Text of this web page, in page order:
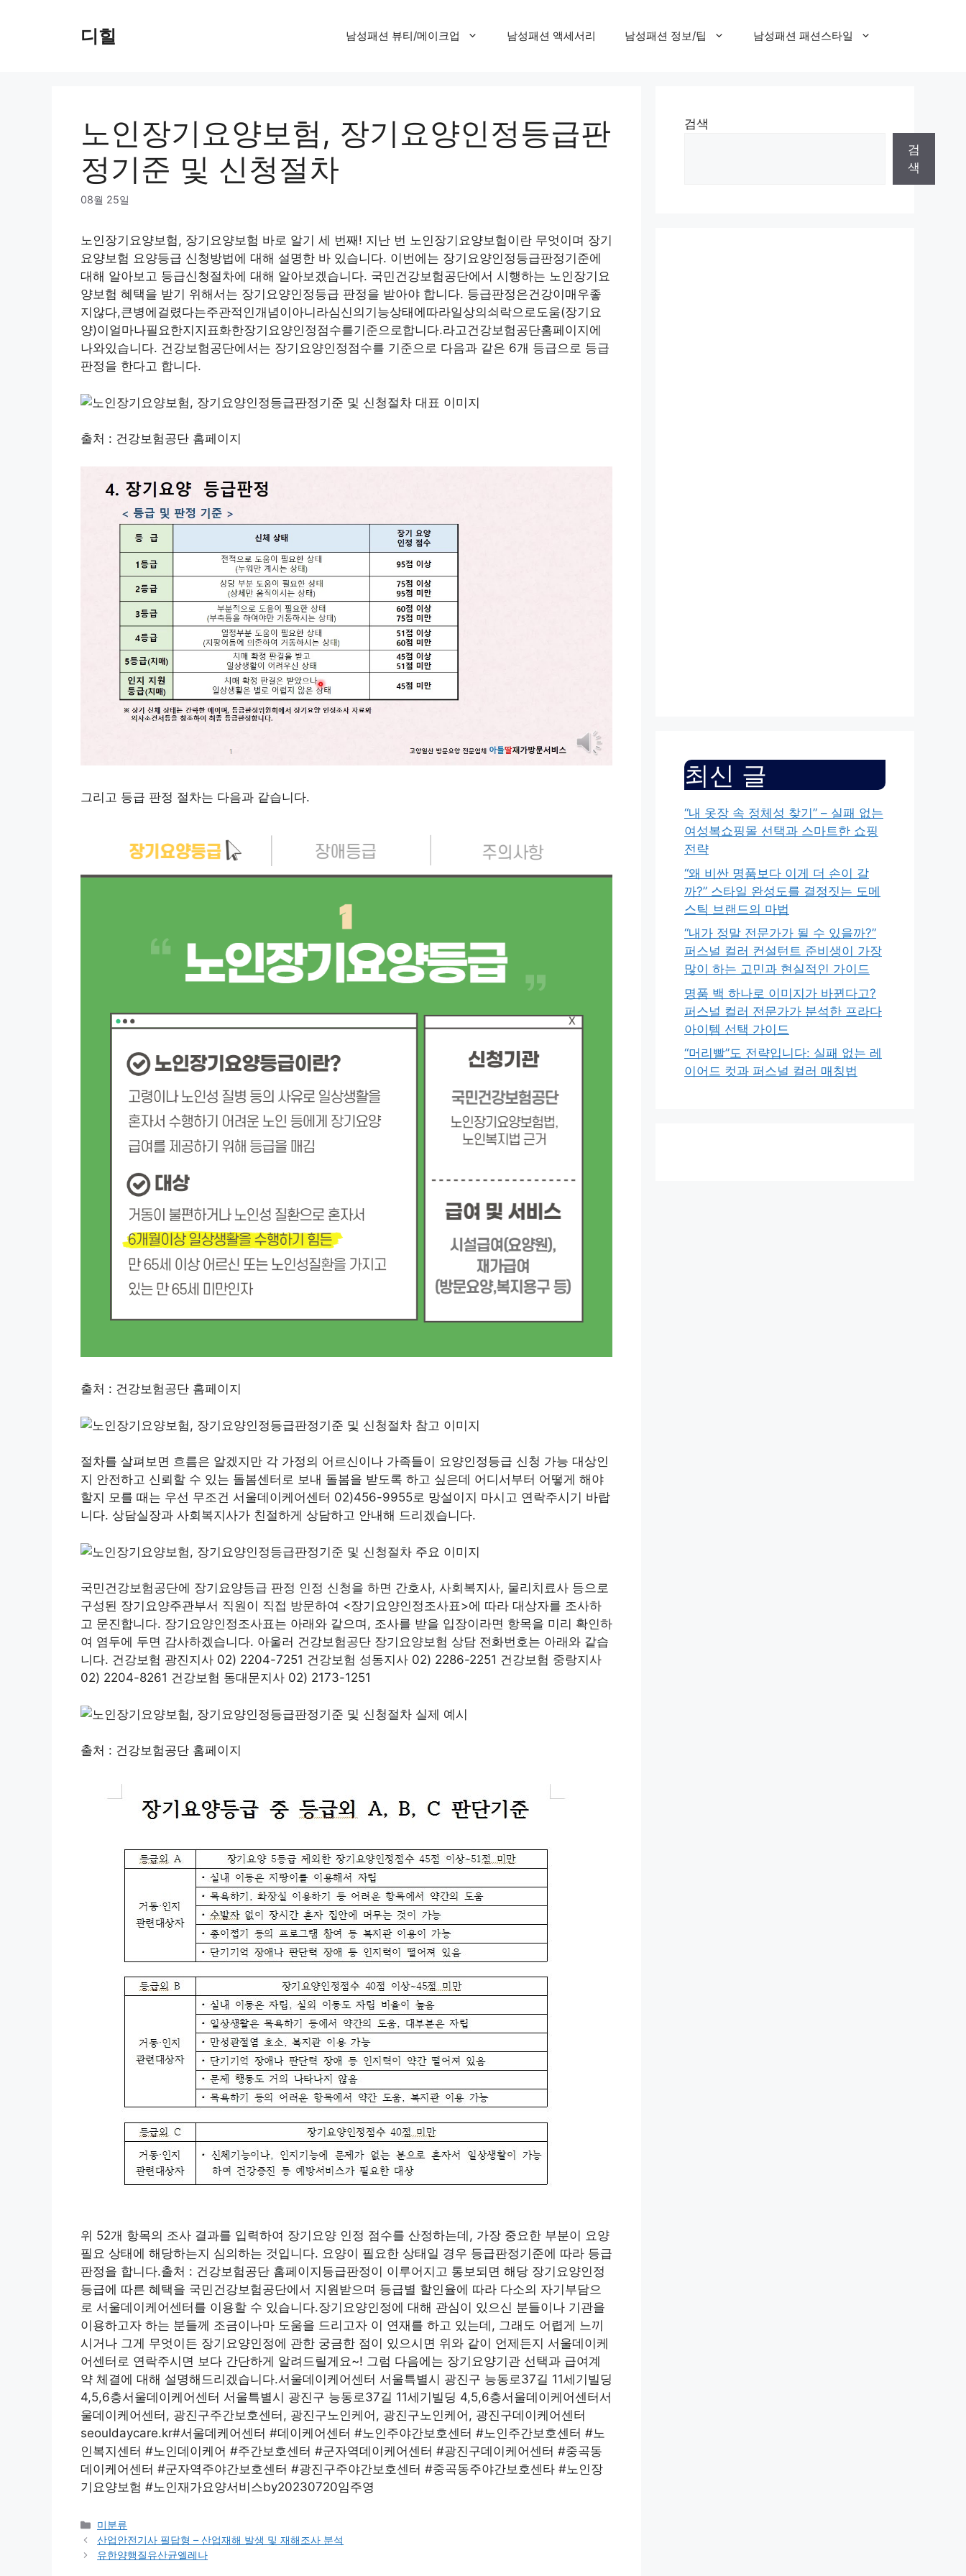
디힐 남성패션 뷰티/메이크업 남성패션 액세서리 남성패션 정보/팁 남성패션 패션스타일
노인장기요양보험, 장기요양인정등급판
정기준 및 신청절차
08월 25일
노인장기요양보험, 장기요양보험 바로 알기 세 번째! 지난 번 노인장기요양보험이란 무엇이며 장기
요양보험 요양등급 신청방법에 대해 설명한 바 있습니다. 이번에는 장기요양인정등급판정기준에
대해 알아보고 등급신청절차에 대해 알아보겠습니다. 국민건강보험공단에서 시행하는 노인장기요
양보험 혜택을 받기 위해서는 장기요양인정등급 판정을 받아야 합니다. 등급판정은건강이매우좋
지않다,큰병에걸렸다는주관적인개념이아니라심신의기능상태에따라일상의쇠락으로도움(장기요
양)이얼마나필요한지지표화한장기요양인정점수를기준으로합니다.라고건강보험공단홈페이지에
나와있습니다. 건강보험공단에서는 장기요양인정점수를 기준으로 다음과 같은 6개 등급으로 등급
판정을 한다고 합니다.
출처 : 건강보험공단 홈페이지
그리고 등급 판정 절차는 다음과 같습니다.
출처 : 건강보험공단 홈페이지
절차를 살펴보면 흐름은 알겠지만 각 가정의 어르신이나 가족들이 요양인정등급 신청 가능 대상인
지 안전하고 신뢰할 수 있는 돌봄센터로 보내 돌봄을 받도록 하고 싶은데 어디서부터 어떻게 해야
할지 모를 때는 우선 무조건 서울데이케어센터 02)456-9955로 망설이지 마시고 연락주시기 바랍
니다. 상담실장과 사회복지사가 친절하게 상담하고 안내해 드리겠습니다.
국민건강보험공단에 장기요양등급 판정 인정 신청을 하면 간호사, 사회복지사, 물리치료사 등으로
구성된 장기요양주관부서 직원이 직접 방문하여 <장기요양인정조사표>에 따라 대상자를 조사하
고 문진합니다. 장기요양인정조사표는 아래와 같으며, 조사를 받을 입장이라면 항목을 미리 확인하
여 염두에 두면 감사하겠습니다. 아울러 건강보험공단 장기요양보험 상담 전화번호는 아래와 같습
니다. 건강보험 광진지사 02) 2204-7251 건강보험 성동지사 02) 2286-2251 건강보험 중랑지사
02) 2204-8261 건강보험 동대문지사 02) 2173-1251
출처 : 건강보험공단 홈페이지
위 52개 항목의 조사 결과를 입력하여 장기요양 인정 점수를 산정하는데, 가장 중요한 부분이 요양
필요 상태에 해당하는지 심의하는 것입니다. 요양이 필요한 상태일 경우 등급판정기준에 따라 등급
판정을 합니다.출처 : 건강보험공단 홈페이지등급판정이 이루어지고 통보되면 해당 장기요양인정
등급에 따른 혜택을 국민건강보험공단에서 지원받으며 등급별 할인율에 따라 다소의 자기부담으
로 서울데이케어센터를 이용할 수 있습니다.장기요양인정에 대해 관심이 있으신 분들이나 기관을
이용하고자 하는 분들께 조금이나마 도움을 드리고자 이 연재를 하고 있는데, 그래도 어렵게 느끼
시거나 그게 무엇이든 장기요양인정에 관한 궁금한 점이 있으시면 위와 같이 언제든지 서울데이케
어센터로 연락주시면 보다 간단하게 알려드릴게요~! 그럼 다음에는 장기요양기관 선택과 급여계
약 체결에 대해 설명해드리겠습니다.서울데이케어센터 서울특별시 광진구 능동로37길 11세기빌딩
4,5,6층서울데이케어센터 서울특별시 광진구 능동로37길 11세기빌딩 4,5,6층서울데이케어센터서
울데이케어센터, 광진구주간보호센터, 광진구노인케어, 광진구노인케어, 광진구데이케어센터
seouldaycare.kr#서울데케어센터 #데이케어센터 #노인주야간보호센터 #노인주간보호센터 #노
인복지센터 #노인데이케어 #주간보호센터 #군자역데이케어센터 #광진구데이케어센터 #중곡동
데이케어센터 #군자역주야간보호센터 #광진구주야간보호센터 #중곡동주야간보호센타 #노인장
기요양보험 #노인재가요양서비스by20230720임주영
Categories
미분류
산업안전기사 필답형 – 산업재해 발생 및 재해조사 분석
유한양행질유산균엘레나
검색
검
색
최신 글
“내 옷장 속 정체성 찾기” – 실패 없는
여성복쇼핑몰 선택과 스마트한 쇼핑
전략
“왜 비싼 명품보다 이게 더 손이 갈
까?” 스타일 완성도를 결정짓는 도메
스틱 브랜드의 마법
“내가 정말 전문가가 될 수 있을까?”
퍼스널 컬러 컨설턴트 준비생이 가장
많이 하는 고민과 현실적인 가이드
명품 백 하나로 이미지가 바뀐다고?
퍼스널 컬러 전문가가 분석한 프라다
아이템 선택 가이드
“머리빨”도 전략입니다: 실패 없는 레
이어드 컷과 퍼스널 컬러 매칭법